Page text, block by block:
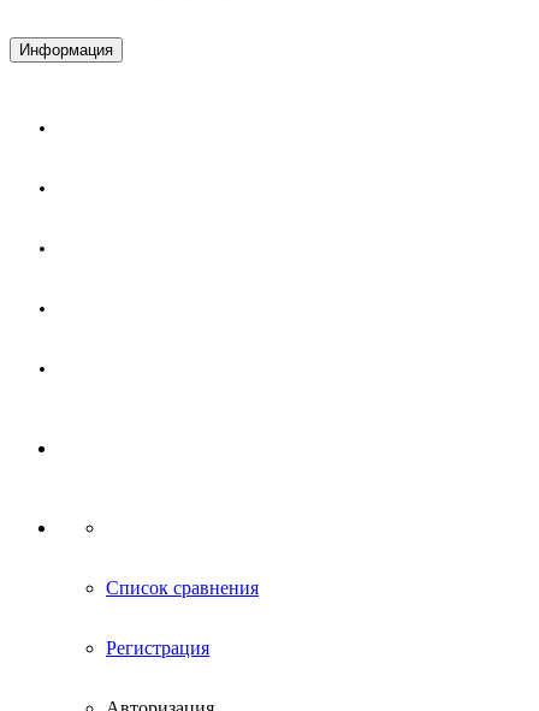
Информация
Список сравнения
Регистрация